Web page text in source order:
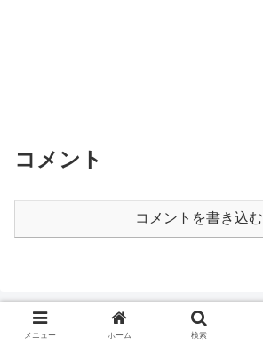
コメント
コメントを書き込む
メニュー ホーム 検索